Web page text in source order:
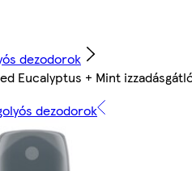
dezodorok
Eucalyptus + Mint
dezodorok